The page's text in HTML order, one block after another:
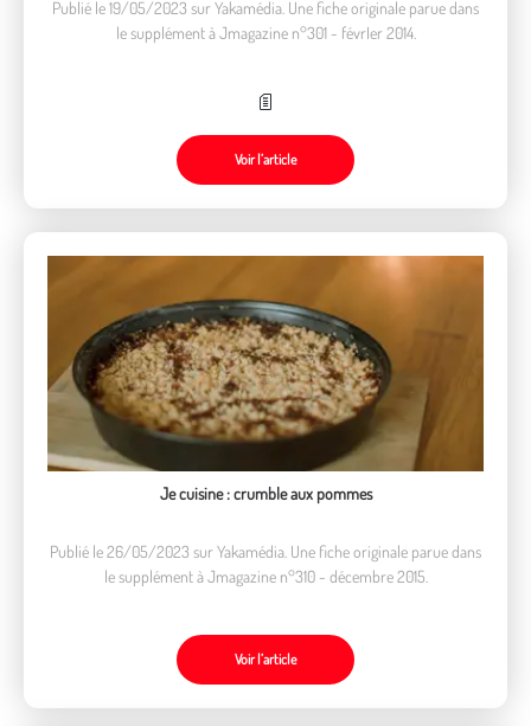
Publié le 19/05/2023 sur Yakamédia. Une fiche originale parue dans
le supplément à Jmagazine n°301 - févrIer 2014.
Voir l’article
Je cuisine : crumble aux pommes
Publié le 26/05/2023 sur Yakamédia. Une fiche originale parue dans
le supplément à Jmagazine n°310 - décembre 2015.
Voir l’article